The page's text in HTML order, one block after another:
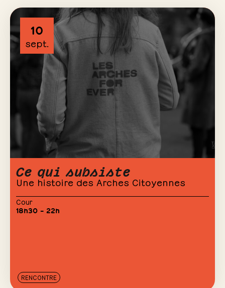
10
sept.
Ce qui subsiste
Une histoire des Arches Citoyennes
Cour
18h30 – 22h
RENCONTRE